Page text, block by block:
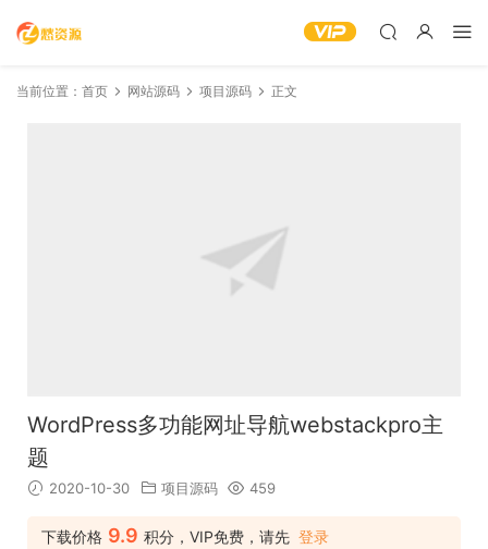
当前位置： 首页 网站源码 项目源码 正文
WordPress多功能网址导航webstackpro主
题
2020-10-30 项目源码 459
下载价格 9.9 积分，VIP免费，请先 登录